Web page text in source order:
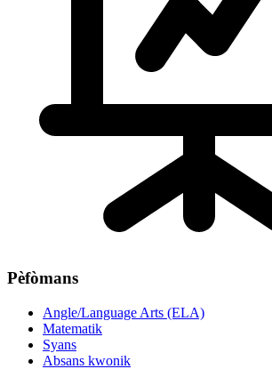
Pèfòmans
Angle/Language Arts (ELA)
Matematik
Syans
Absans kwonik